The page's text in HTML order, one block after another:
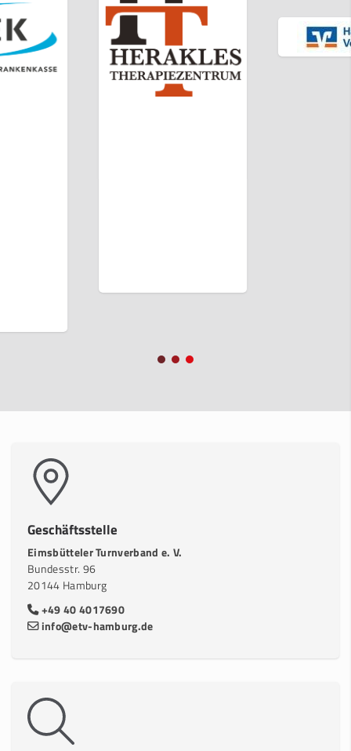
Geschäftsstelle
Eimsbütteler Turnverband e. V.
Bundesstr. 96
20144 Hamburg
+49 40 4017690
info@etv-hamburg.de